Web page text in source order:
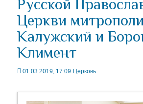
Русской
Церкви
Калужский и
Климент
01.03.2019, 17:09 Церковь